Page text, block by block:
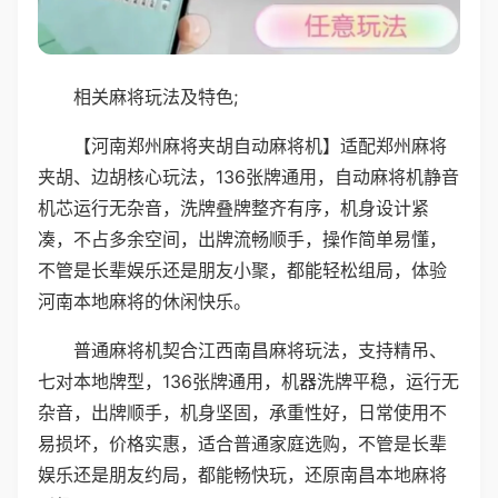
相关麻将玩法及特色;
【河南郑州麻将夹胡自动麻将机】适配郑州麻将
夹胡、边胡核心玩法，136张牌通用，自动麻将机静音
机芯运行无杂音，洗牌叠牌整齐有序，机身设计紧
凑，不占多余空间，出牌流畅顺手，操作简单易懂，
不管是长辈娱乐还是朋友小聚，都能轻松组局，体验
河南本地麻将的休闲快乐。
普通麻将机契合江西南昌麻将玩法，支持精吊、
七对本地牌型，136张牌通用，机器洗牌平稳，运行无
杂音，出牌顺手，机身坚固，承重性好，日常使用不
易损坏，价格实惠，适合普通家庭选购，不管是长辈
娱乐还是朋友约局，都能畅快玩，还原南昌本地麻将